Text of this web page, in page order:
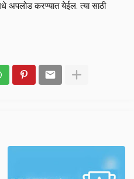
अपलोड करण्यात येईल. त्या साठी